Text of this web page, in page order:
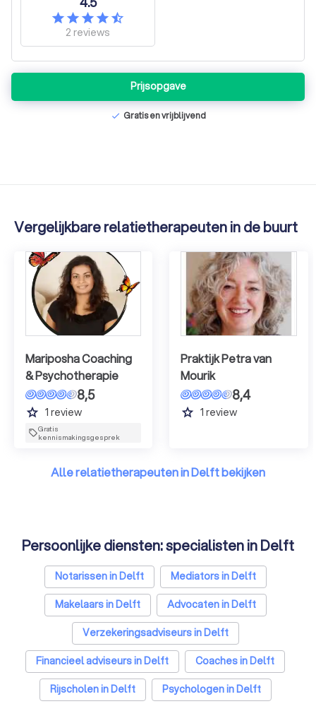
2 reviews
Prijsopgave
check Gratis en vrijblijvend
Vergelijkbare relatietherapeuten in de buurt
Mariposha Coaching
& Psychotherapie
8,5
grade 1 review
Gratis
kennismakingsgesprek
Praktijk Petra van
Mourik
8,4
grade 1 review
Alle relatietherapeuten in Delft bekijken
Persoonlijke diensten: specialisten in Delft
Notarissen in Delft
Mediators in Delft
Makelaars in Delft
Advocaten in Delft
Verzekeringsadviseurs in Delft
Financieel adviseurs in Delft
Coaches in Delft
Rijscholen in Delft
Psychologen in Delft